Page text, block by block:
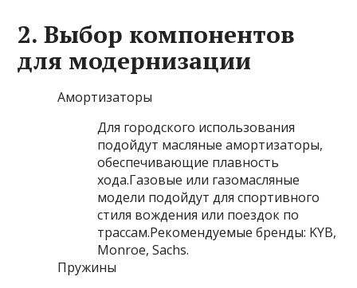
2. Выбор компонентов
для модернизации
Амортизаторы
Для городского использования
подойдут масляные амортизаторы,
обеспечивающие плавность
хода.Газовые или газомасляные
модели подойдут для спортивного
стиля вождения или поездок по
трассам.Рекомендуемые бренды: KYB,
Monroe, Sachs.
Пружины